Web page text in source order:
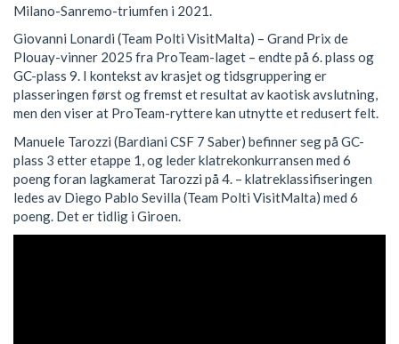
Milano-Sanremo-triumfen i 2021.
Giovanni Lonardi (Team Polti VisitMalta) – Grand Prix de
Plouay-vinner 2025 fra ProTeam-laget – endte på 6. plass og
GC-plass 9. I kontekst av krasjet og tidsgruppering er
plasseringen først og fremst et resultat av kaotisk avslutning,
men den viser at ProTeam-ryttere kan utnytte et redusert felt.
Manuele Tarozzi (Bardiani CSF 7 Saber) befinner seg på GC-
plass 3 etter etappe 1, og leder klatrekonkurransen med 6
poeng foran lagkamerat Tarozzi på 4. – klatreklassifiseringen
ledes av Diego Pablo Sevilla (Team Polti VisitMalta) med 6
poeng. Det er tidlig i Giroen.